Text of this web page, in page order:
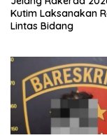
Kutim Laksanakan
Lintas Bidang